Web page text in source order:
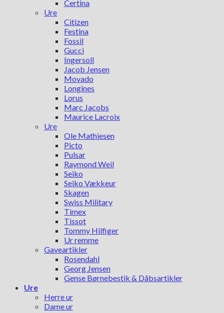
Certina
Ure
Citizen
Festina
Fossil
Gucci
Ingersoll
Jacob Jensen
Movado
Longines
Lorus
Marc Jacobs
Maurice Lacroix
Ure
Ole Mathiesen
Picto
Pulsar
Raymond Weil
Seiko
Seiko Vækkeur
Skagen
Swiss Military
Timex
Tissot
Tommy Hilfiger
Ur remme
Gaveartikler
Rosendahl
Georg Jensen
Gense Børnebestik & Dåbsartikler
Ure
Herre ur
Dame ur